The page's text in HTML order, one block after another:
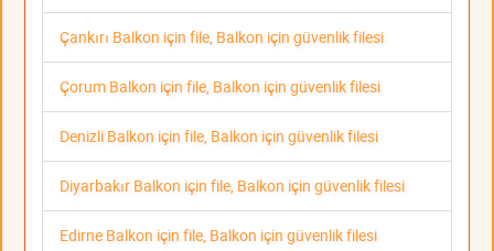
Çankırı Balkon için file, Balkon için güvenlik filesi
Çorum Balkon için file, Balkon için güvenlik filesi
Denizli Balkon için file, Balkon için güvenlik filesi
Diyarbakır Balkon için file, Balkon için güvenlik filesi
Edirne Balkon için file, Balkon için güvenlik filesi